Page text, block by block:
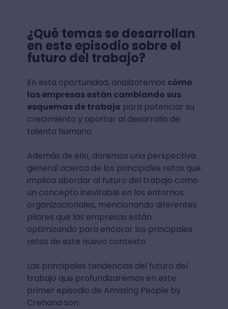
¿Qué temas se desarrollan
en este episodio sobre el
futuro del trabajo?
En esta oportunidad, analizaremos cómo
las empresas están cambiando sus
esquemas de trabajo para potenciar su
crecimiento y aportar al desarrollo de
talento humano.
Además de ello, daremos una perspectiva
general acerca de los principales retos que
implica abordar al futuro del trabajo como
un concepto inevitable en los entornos
organizacionales, mencionando diferentes
pilares que las empresas están
optimizando para encarar los principales
retos de este nuevo contexto.
Las principales tendencias del futuro del
trabajo que profundizaremos en este
primer episodio de Amazing People by
Crehana son: